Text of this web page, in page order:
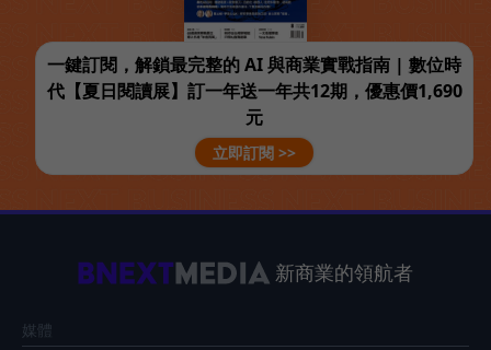
一鍵訂閱，解鎖最完整的 AI 與商業實戰指南 | 數位時
代【夏日閱讀展】訂一年送一年共12期，優惠價1,690
元
立即訂閱 >>
新商業的領航者
媒體